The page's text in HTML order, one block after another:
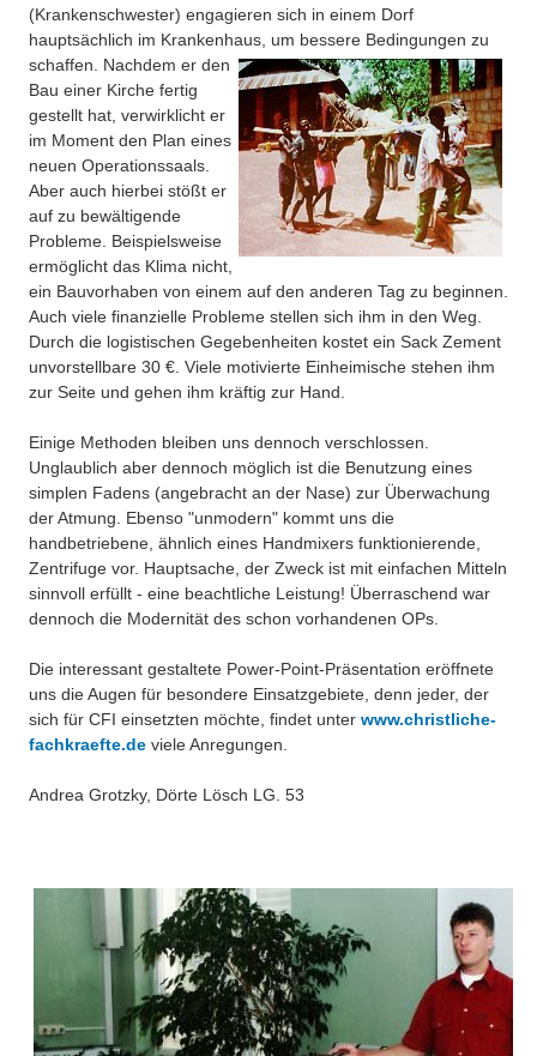
(Krankenschwester) engagieren sich in einem Dorf
hauptsächlich im Krankenhaus, um bessere Bedingungen zu
schaffen. Nachdem er den
Bau einer Kirche fertig
gestellt hat, verwirklicht er
im Moment den Plan eines
neuen Operationssaals.
Aber auch hierbei stößt er
auf zu bewältigende
Probleme. Beispielsweise
ermöglicht das Klima nicht,
ein Bauvorhaben von einem auf den anderen Tag zu beginnen.
Auch viele finanzielle Probleme stellen sich ihm in den Weg.
Durch die logistischen Gegebenheiten kostet ein Sack Zement
unvorstellbare 30 €. Viele motivierte Einheimische stehen ihm
zur Seite und gehen ihm kräftig zur Hand.
Einige Methoden bleiben uns dennoch verschlossen.
Unglaublich aber dennoch möglich ist die Benutzung eines
simplen Fadens (angebracht an der Nase) zur Überwachung
der Atmung. Ebenso "unmodern" kommt uns die
handbetriebene, ähnlich eines Handmixers funktionierende,
Zentrifuge vor. Hauptsache, der Zweck ist mit einfachen Mitteln
sinnvoll erfüllt - eine beachtliche Leistung! Überraschend war
dennoch die Modernität des schon vorhandenen OPs.
Die interessant gestaltete Power-Point-Präsentation eröffnete
uns die Augen für besondere Einsatzgebiete, denn jeder, der
sich für CFI einsetzten möchte, findet unter www.christliche-
fachkraefte.de viele Anregungen.
Andrea Grotzky, Dörte Lösch LG. 53